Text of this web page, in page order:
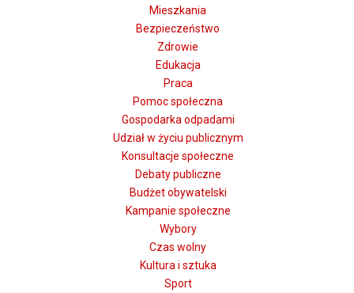
Mieszkania
Bezpieczeństwo
Zdrowie
Edukacja
Praca
Pomoc społeczna
Gospodarka odpadami
Udział w życiu publicznym
Konsultacje społeczne
Debaty publiczne
Budżet obywatelski
Kampanie społeczne
Wybory
Czas wolny
Kultura i sztuka
Sport
Zapraszamy wszystkich mieszkańców powyżej 18. roku
życia do udziału w projekcie „Kompetencje do
przyszłości dla każdego. Nauka przez całe życie".
Na zajęciach nauczysz się m.in.:
✅ obsługi smartfona i komputera
✅ bezpiecznego korzystania z internetu
✅ rozpoznawania oszustw, podejrzanych wiadomości
✅ korzystania z poczty elektronicznej i komunikatorów
✅ obsługi aplikacji mObywatel, Internetowego Konta
Pacjenta, Profilu Zaufanego i innych e-usług
✅ załatwiania spraw urzędowych online – bez wychodzenia